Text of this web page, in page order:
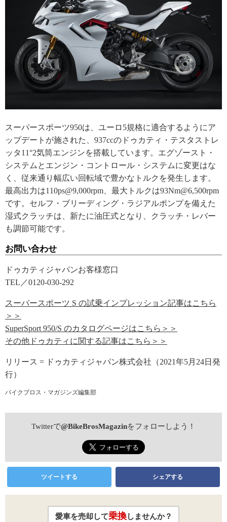
スーパースポーツ950は、ユーロ5規格に適合するようにア
ップデートが施された、937ccのドゥカティ・テスタストレ
ッタ11°2気筒エンジンを搭載しています。エグゾースト・
システムとエンジン・コントロール・システムに変更はな
く、従来通り幅広い回転域で豊かなトルクを発生します。
最高出力は110ps@9,000rpm、最大トルクは93Nm@6,500rpm
です。セルフ・ブリーディング・ラジアルポンプを備えた
湿式クラッチは、新たに油圧式となり、クラッチ・レバー
も調節可能です。
お問い合わせ
ドゥカティジャパンお客様窓口
TEL／0120-030-292
スーパースポーツ S の試乗インプレッション記事はこちら
＞＞
SuperSport 950/S のカタログページはこちら＞＞
その他ドゥカティに関する記事はこちら＞＞
リリース = ドゥカティジャパン株式会社（2021年5月24日発
行）
バイクブロス・マガジンズ編集部
Twitterで@BikeBrosMagazinをフォローしよう！
ツイートする シェアする
愛車を売却して乗換しませんか？